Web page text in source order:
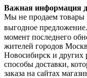
Важная информация
Мы не продаем товары
выгодное
момент последнего
жителей городов
Новосибирск и
способы доставки,
заказа на сайтах